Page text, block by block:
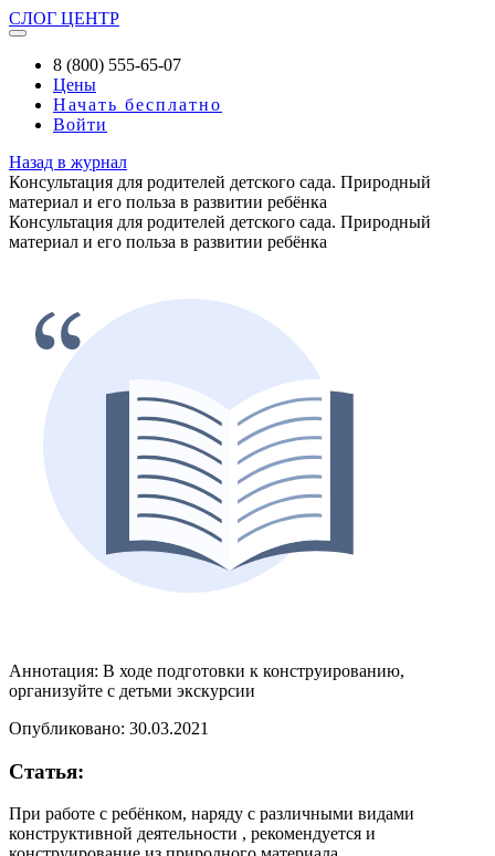
СЛОГ ЦЕНТР
8 (800) 555-65-07
Цены
Начать бесплатно
Войти
Назад в журнал
Консультация для родителей детского сада. Природный
материал и его польза в развитии ребёнка
Консультация для родителей детского сада. Природный
материал и его польза в развитии ребёнка
Аннотация: В ходе подготовки к конструированию,
организуйте с детьми экскурсии
Опубликовано: 30.03.2021
Статья:
При работе с ребёнком, наряду с различными видами
конструктивной деятельности , рекомендуется и